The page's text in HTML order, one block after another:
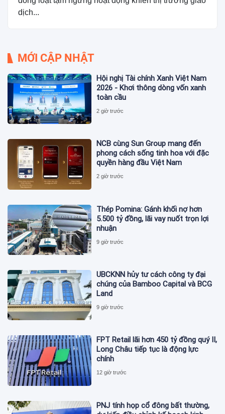
dịch...
MỚI CẬP NHẬT
Hội nghị Tài chính Xanh Việt Nam
2026 - Khơi thông dòng vốn xanh
toàn cầu
2 giờ trước
NCB cùng Sun Group mang đến
phong cách sống tinh hoa với đặc
quyền hàng đầu Việt Nam
2 giờ trước
Thép Pomina: Gánh khối nợ hơn
5.500 tỷ đồng, lãi vay nuốt trọn lợi
nhuận
9 giờ trước
UBCKNN hủy tư cách công ty đại
chúng của Bamboo Capital và BCG
Land
9 giờ trước
FPT Retail lãi hơn 450 tỷ đồng quý II,
Long Châu tiếp tục là động lực
chính
12 giờ trước
PNJ tính họp cổ đông bất thường,